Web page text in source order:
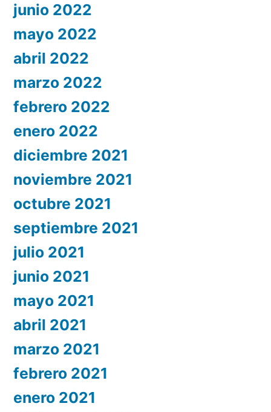
junio 2022
mayo 2022
abril 2022
marzo 2022
febrero 2022
enero 2022
diciembre 2021
noviembre 2021
octubre 2021
septiembre 2021
julio 2021
junio 2021
mayo 2021
abril 2021
marzo 2021
febrero 2021
enero 2021